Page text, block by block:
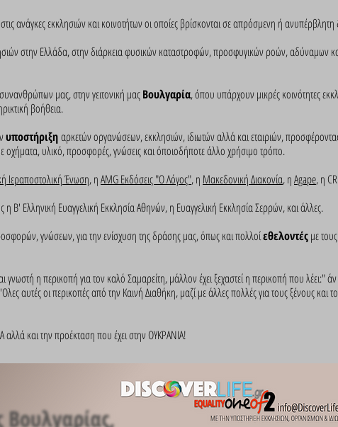
ανάγκες εκκλησιών και κοινοτήτων οι οποίες βρίσκονται σε απρόσμενη ή
στην Ελλάδα, στην διάρκεια φυσικών καταστροφών, προσφυγικών ροών, αδύναμων
μας, στην γειτονική μαςΒουλγαρία, όπου υπάρχουν μικρές κοινότητες
βοήθεια.
υποστήριξηαρκετών οργανώσεων, εκκλησιών, ιδιωτών αλλά και εταιριών,
υλικό, προσφορές, γνώσεις και όποιοδήποτε άλλο χρήσιμο τρόπο.
Ιεραποστολική Ένωση, ηAMG Eκδόσεις "Ο Λόγος", η Μακεδονική Διακονία, ηAgape, η
η Β' Ελληνική Ευαγγελική Εκκλησία Αθηνών, η Ευαγγελική Εκκλησία Σερρών, και άλλες.
γνώσεων, για την ενίσχυση της δράσης μας, όπως και πολλοίεθελοντέςμε
γνωστή η περικοπή για τον καλό Σαμαρείτη, μάλλον έχει ξεχαστεί η περικοπή που λέει:"
αυτές οι περικοπές από την Καινή Διαθήκη, μαζί με άλλες πολλές για τους ξένους και
και την προέκταση που έχει στην ΟΥΚΡΑΝΙΑ!